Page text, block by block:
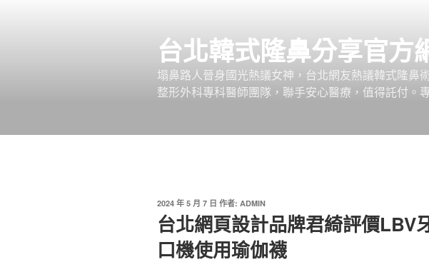
台北韓式隆鼻分享官方
塌鼻路人晉身國光熱議女神，台北網友熱議韓式隆
整形外科專科醫師團隊，聯手安心醫療，值得託付。
發
佈
於
2024 年 5 月 7 日 作者: ADMIN
台北網頁設計品牌君綺評價LBV
口機使用瑜伽襪